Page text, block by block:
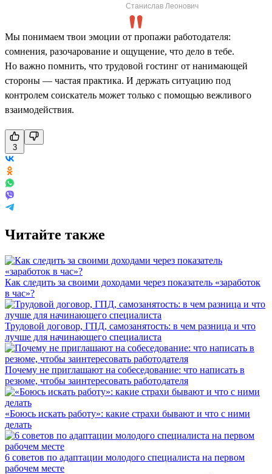
Станислав Леонович
Мы понимаем твои эмоции от пропажи работодателя:
сомнения, разочарование и ощущение, что дело в тебе.
Но важно помнить, что трудовой гостинг от нанимающей
стороны — частая практика. И держать ситуацию под
контролем соискатель может только с помощью вежливого
взаимодействия.
3
Читайте также
Как следить за своими доходами через показатель «заработок
в час»?
Трудовой договор, ГПД, самозанятость: в чем разница и что
лучше для начинающего специалиста
Почему не приглашают на собеседование: что написать в
резюме, чтобы заинтересовать работодателя
«Боюсь искать работу»: какие страхи бывают и что с ними
делать
6 советов по адаптации молодого специалиста на первом
рабочем месте